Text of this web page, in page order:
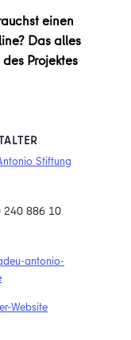
einen
Das alles
Projektes
Stiftung
240 886 10
antonio-
Website